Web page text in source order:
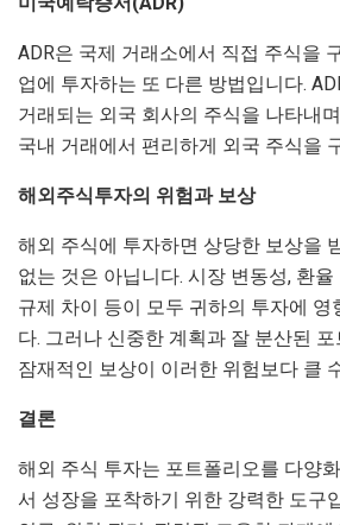
ADR은 국제 거래소에서 직접 주식을
업에 투자하는 또 다른 방법입니다.
거래되는 외국 회사의 주식을 나타내
국내 거래에서 편리하게 외국 주식을
해외주식투자의 위험과 보상
해외 주식에 투자하면 상당한 보상을
없는 것은 아닙니다. 시장 변동성, 환
규제 차이 등이 모두 귀하의 투자에 영
다. 그러나 신중한 계획과 잘 분산된
잠재적인 보상이 이러한 위험보다 클
결론
해외 주식 투자는 포트폴리오를 다양
서 성장을 포착하기 위한 강력한 도구